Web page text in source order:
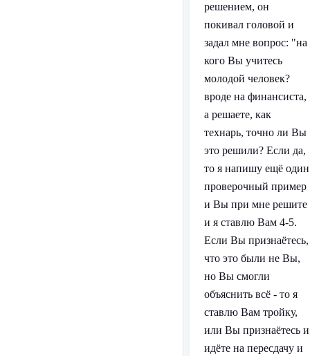
решением, он
покивал головой и
задал мне вопрос: "на
кого Вы учитесь
молодой человек?
вроде на финансиста,
а решаете, как
технарь, точно ли Вы
это решили? Если да,
то я напишу ещё один
проверочный пример
и Вы при мне решите
и я ставлю Вам 4-5.
Если Вы признаётесь,
что это были не Вы,
но Вы смогли
объяснить всё - то я
ставлю Вам тройку,
или Вы признаётесь и
идёте на пересдачу и